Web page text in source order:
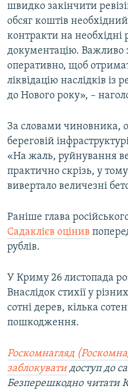
швидко закінчити
обсяг коштів
контракти на необхідні
документацію. Важливо
оперативно, щоб
ліквідацію наслідків із
до Нового року», –
За словами чиновника,
береговій
«На жаль, руйнування
практично скрізь, у
вивертало величезні
Раніше глава
Садаклієв оцінив
рублів.
У Криму 26 листопада
Внаслідок стихії у
сотні дерев, кілька
пошкодження.
Роскомнагляд
заблокуватидоступ до
Безперешкодно читати